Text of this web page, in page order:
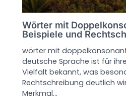
Wörter mit
Beispiele und
wörter mit
deutsche Sprache ist für
Vielfalt bekannt, was
Rechtschreibung deutlich
Merkmal…